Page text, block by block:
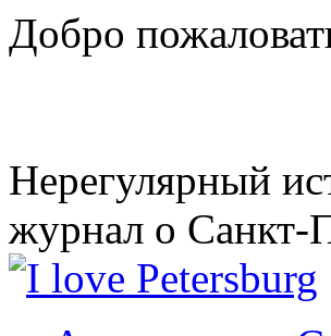
Добро
Нерегулярный
журнал о Санкт-